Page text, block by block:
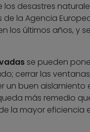
desastres
la Agencia
los últimos años, y
se pueden
cerrar las
buen aislamiento
más remedio
la mayor eficiencia